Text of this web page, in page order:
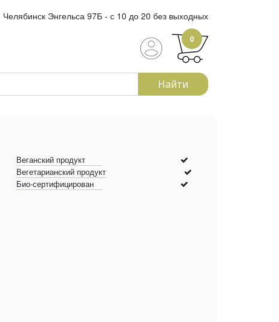
Челябинск Энгельса 97Б - с 10 до 20 без выходных
0
Найти
Веганский продукт
Вегетарианский продукт
Био-сертифицирован